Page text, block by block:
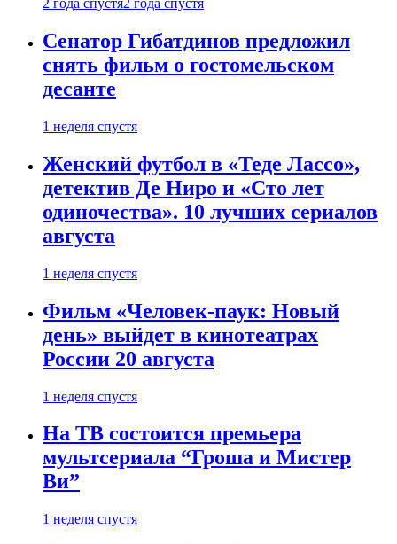
2 года спустя2 года спустя
Сенатор Гибатдинов предложил
снять фильм о гостомельском
десанте
1 неделя спустя
Женский футбол в «Теде Лассо»,
детектив Де Ниро и «Сто лет
одиночества». 10 лучших сериалов
августа
1 неделя спустя
Фильм «Человек-паук: Новый
день» выйдет в кинотеатрах
России 20 августа
1 неделя спустя
На ТВ состоится премьера
мультсериала “Гроша и Мистер
Ви”
1 неделя спустя